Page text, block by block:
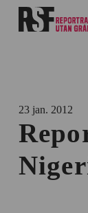
23 jan. 2012